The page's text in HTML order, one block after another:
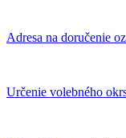
Adresa na doručenie
Určenie volebného